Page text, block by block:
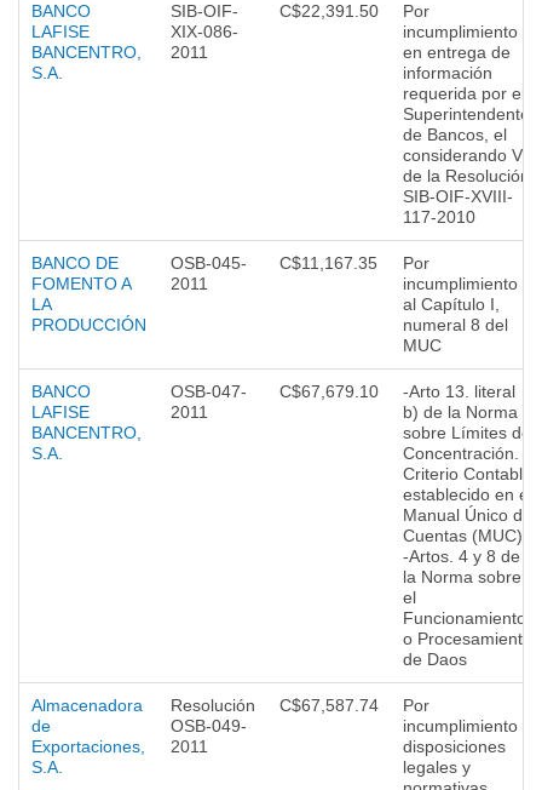
BANCO
LAFISE
BANCENTRO,
S.A.
SIB-OIF-
XIX-086-
2011
C$22,391.50
Por
incumplimiento
en entrega de
información
requerida por el
Superintendente
de Bancos, el
considerando V
de la Resolución
SIB-OIF-XVIII-
117-2010
BANCO DE
FOMENTO A
LA
PRODUCCIÓN
OSB-045-
2011
C$11,167.35
Por
incumplimiento
al Capítulo I,
numeral 8 del
MUC
BANCO
LAFISE
BANCENTRO,
S.A.
OSB-047-
2011
C$67,679.10
-Arto 13. literal
b) de la Norma
sobre Límites de
Concentración. -
Criterio Contable
establecido en el
Manual Único de
Cuentas (MUC).
-Artos. 4 y 8 de
la Norma sobre
el
Funcionamiento
o Procesamiento
de Daos
Almacenadora
de
Exportaciones,
S.A.
Resolución
OSB-049-
2011
C$67,587.74
Por
incumplimiento a
disposiciones
legales y